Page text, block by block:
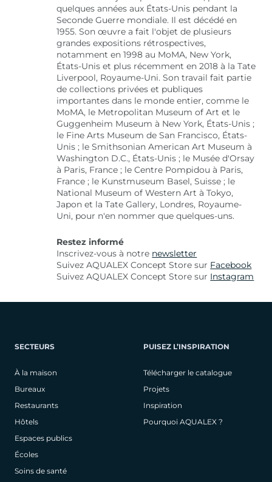
quelques années aux États-Unis pendant la
Seconde Guerre mondiale. Il est décédé en
1955. Son œuvre a fait l'objet de plusieurs
grandes expositions rétrospectives,
notamment en 1998 au MoMA, New York,
États-Unis et plus récemment en 2018 à la Tate
Liverpool, Royaume-Uni. Son travail fait partie
de collections privées et publiques
importantes dans le monde entier, comme le
MoMA, le Metropolitan Museum of Art et le
Guggenheim Museum à New York, États-Unis ;
le Fine Arts Museum de San Francisco, États-
Unis ; le Smithsonian American Art Museum à
Washington D.C., États-Unis ; le Musée d'Orsay
à Paris, France ; le Centre Pompidou à Paris,
France ; le Kunstmuseum Basel, Suisse ; le
National Museum of Western Art à Tokyo,
Japon et la Tate Gallery, Londres, Royaume-
Uni, pour n'en nommer que quelques-uns.
Restez informé
Inscrivez-vous à notre newsletter
Suivez AQUALEX Concept Store sur Facebook
Suivez AQUALEX Concept Store sur Instagram
SECTEURS
À la maison
Bureaux
Restaurants
Hôtels
Espaces publics
Écoles
Soins de santé
PUISEZ L’INSPIRATION
Télécharger le catalogue
Projets
Inspiration
Pourquoi AQUALEX ?